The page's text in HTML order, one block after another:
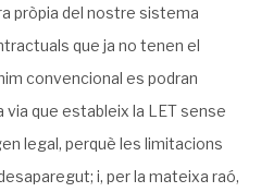
pròpia del nostre sistema
que ja no tenen el
convencional es podran
via que estableix la LET sense
legal, perquè les limitacions
i, per la mateixa raó,